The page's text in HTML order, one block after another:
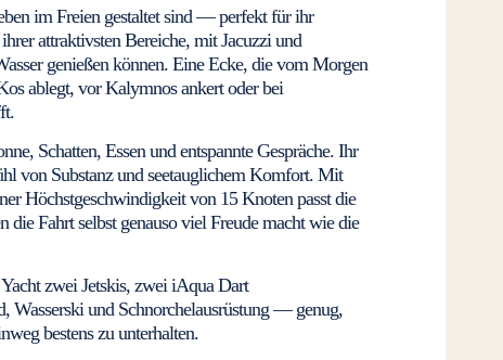
im Freien gestaltet sind — perfekt für ihr
attraktivsten Bereiche, mit Jacuzzi und
genießen können. Eine Ecke, die vom Morgen
ablegt, vor Kalymnos ankert oder bei
Schatten, Essen und entspannte Gespräche. Ihr
von Substanz und seetauglichem Komfort. Mit
Höchstgeschwindigkeit von 15 Knoten passt die
die Fahrt selbst genauso viel Freude macht wie die
zwei Jetskis, zwei iAqua Dart
Wasserski und Schnorchelausrüstung — genug,
bestens zu unterhalten.